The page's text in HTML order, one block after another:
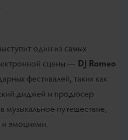
один из самых
сцены — DJ Romeo
фестивалей, таких как
диджей и продюсер
музыкальное путешествие,
эмоциями.